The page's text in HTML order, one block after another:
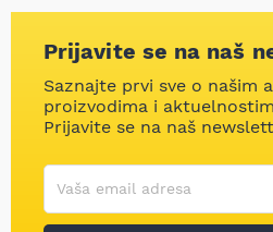
Prijavite se na naš
Saznajte prvi sve o našim
proizvodima i
Prijavite se na naš
Korisničko ime
Vaša email adresa